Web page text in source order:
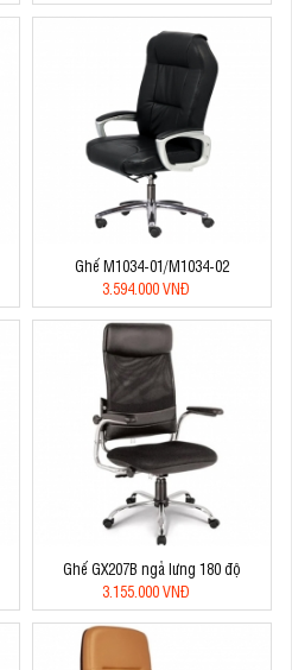
Ghế M1034-01/M1034-02
3.594.000 VNĐ
Ghế GX207B ngả lưng 180 độ
3.155.000 VNĐ